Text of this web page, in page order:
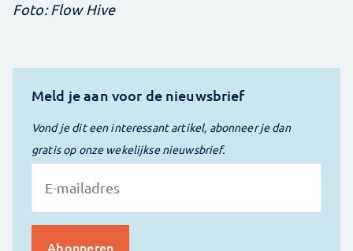
Foto: Flow Hive
Meld je aan voor de nieuwsbrief
Vond je dit een interessant artikel, abonneer je dan
gratis op onze wekelijkse nieuwsbrief.